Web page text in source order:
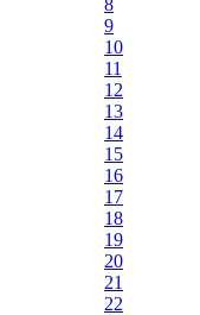
9
10
11
12
13
14
15
16
17
18
19
20
21
22